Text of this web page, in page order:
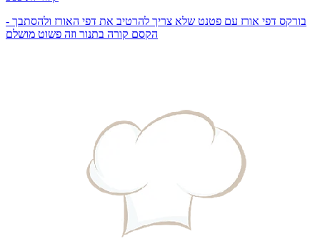
בורקס דפי אורז עם פטנט שלא צריך להרטיב את דפי האורז ולהסתבך -
הקסם קורה בתנור וזה פשוט מושלם